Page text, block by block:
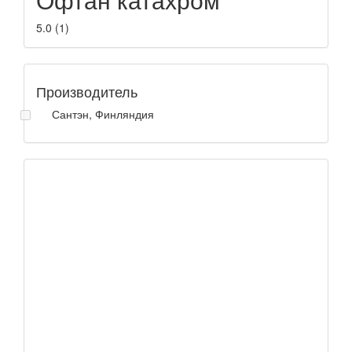
5.0 (1)
Производитель
Сантэн, Финляндия